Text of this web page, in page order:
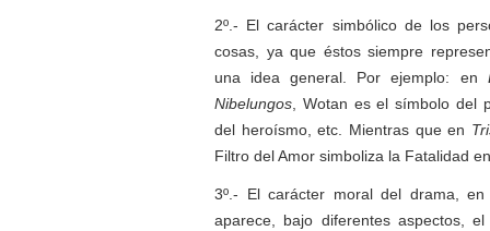
2º.- El carácter simbólico de los
cosas, ya que éstos siempre
una idea general. Por ejemplo: en
Nibelungos , Wotan es el símbolo del
del heroísmo, etc. Mientras que en
Filtro del Amor simboliza la Fatalidad
3º.- El carácter moral del drama,
aparece, bajo diferentes aspectos,